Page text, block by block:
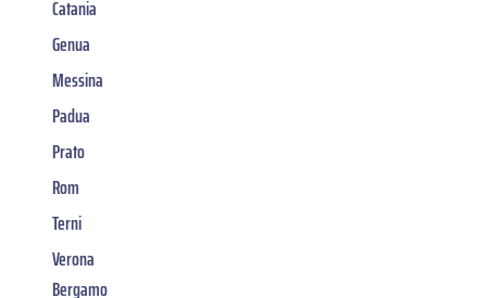
Catania
Genua
Messina
Padua
Prato
Rom
Terni
Verona
Bergamo